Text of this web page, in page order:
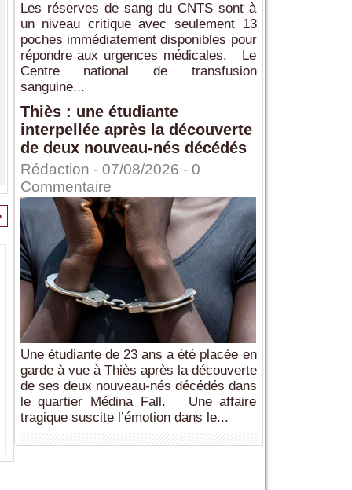
Les réserves de sang du CNTS sont à
un niveau critique avec seulement 13
poches immédiatement disponibles pour
répondre aux urgences médicales. Le
Centre national de transfusion
sanguine...
Thiès : une étudiante
interpellée après la découverte
de deux nouveau-nés décédés
Rédaction - 07/08/2026 - 0
Commentaire
Une étudiante de 23 ans a été placée en
garde à vue à Thiès après la découverte
de ses deux nouveau-nés décédés dans
le quartier Médina Fall. Une affaire
tragique suscite l’émotion dans le...